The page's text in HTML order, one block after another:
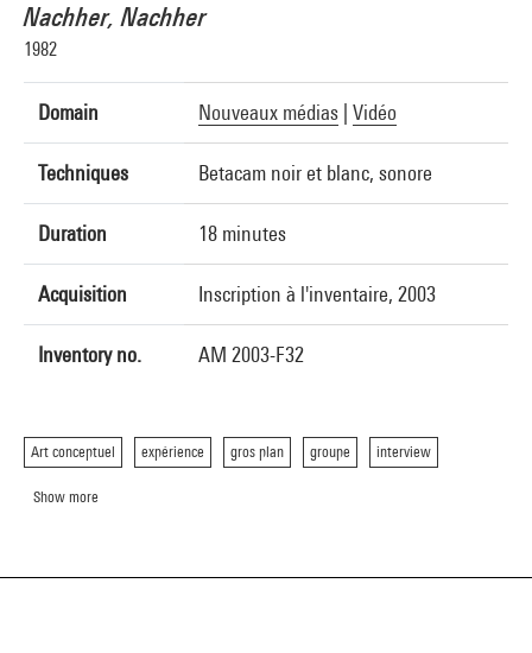
Nachher, Nachher
1982
Domain Nouveaux médias Vidéo
Techniques Betacam noir et blanc, sonore
Duration 18 minutes
Acquisition Inscription à l'inventaire, 2003
Inventory no. AM 2003-F32
Art conceptuel expérience gros plan groupe interview
Show more